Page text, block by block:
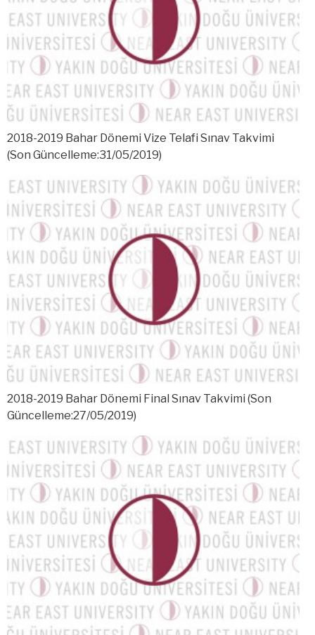
2018-2019 Bahar Dönemi Vize Telafi Sınav Takvimi
(Son Güncelleme:31/05/2019)
2018-2019 Bahar Dönemi Final Sınav Takvimi (Son
Güncelleme:27/05/2019)